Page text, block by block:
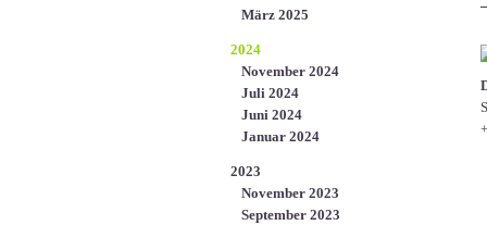
März 2025
2024
November 2024
Juli 2024
Juni 2024
Januar 2024
2023
November 2023
September 2023